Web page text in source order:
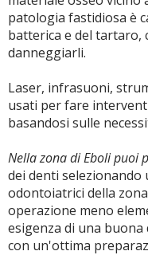
patologia fastidiosa è
batterica e del tartaro,
danneggiarli.
Laser, infrasuoni,
usati per fare
basandosi sulle
Nella zona di Eboli puoi
dei denti
odontoiatrici della
operazione meno
esigenza di una
con un'ottima